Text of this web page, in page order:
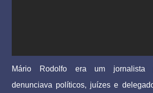
Mário Rodolfo era um jornalista
denunciava políticos, juízes e